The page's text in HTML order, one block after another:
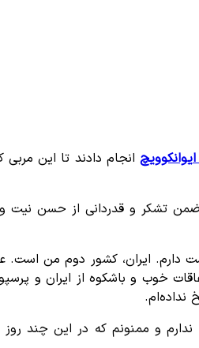
ایوانکوویچ انجام دادند تا این
تشکر و قدردانی از حسن
دارم. ایران، کشور دوم من
خوب و باشکوه از ایران و
نداده‌ام.
و ممنونم که در این چند روز